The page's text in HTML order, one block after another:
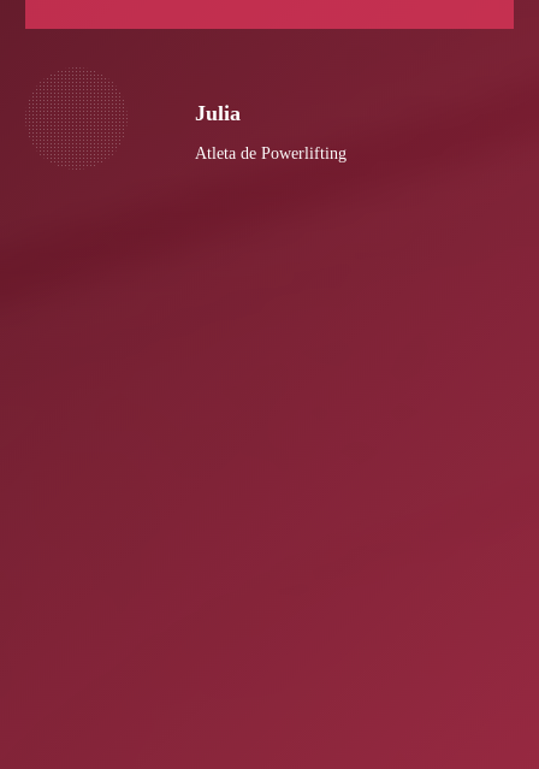
Julia
Atleta de Powerlifting